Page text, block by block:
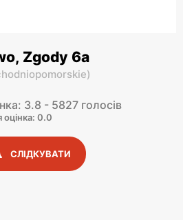
Zgody 6a
)
3.8 - 5827 голосів
оцінка: 0.0
СЛІДКУВАТИ